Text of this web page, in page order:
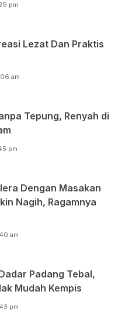
pm
Lezat Dan Praktis
am
Tepung, Renyah di
pm
Dengan Masakan
Nagih, Ragamnya
am
Padang Tebal,
Mudah Kempis
pm